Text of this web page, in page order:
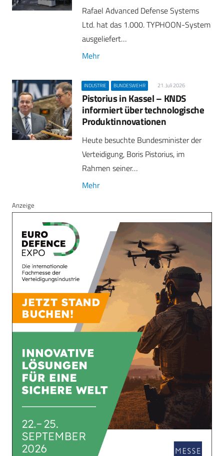
Rafael Advanced Defense Systems
Ltd. hat das 1.000. TYPHOON-System
ausgeliefert…
Mehr
INDUSTRIE BUNDESWEHR 21. Juli 2026
Pistorius in Kassel – KNDS
informiert über technologische
Produktinnovationen
Heute besuchte Bundesminister der
Verteidigung, Boris Pistorius, im
Rahmen seiner…
Mehr
Anzeige